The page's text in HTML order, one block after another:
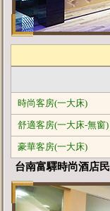
時尚客房(一大床)
舒適客房(一大床-無窗)
豪華客房(一大床)
台南富驛時尚酒店